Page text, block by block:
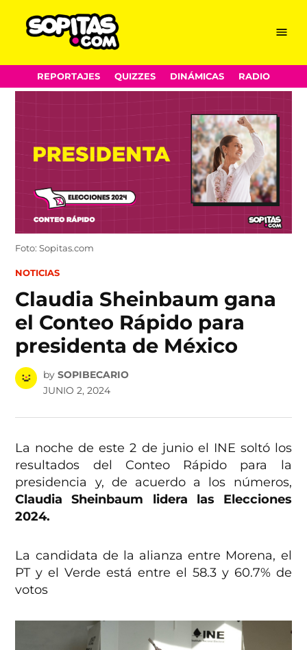
Skip
to
Menu
REPORTAJES QUIZZES DINÁMICAS RADIO
Foto: Sopitas.com
POSTED
NOTICIAS
Claudia Sheinbaum gana
el Conteo Rápido para
presidenta de México
by SOPIBECARIO
JUNIO 2, 2024
La noche de este 2 de junio el INE soltó los
resultados del Conteo Rápido para la
presidencia y, de acuerdo a los números,
Claudia Sheinbaum lidera las Elecciones
2024.
La candidata de la alianza entre Morena, el
PT y el Verde está entre el 58.3 y 60.7% de
votos